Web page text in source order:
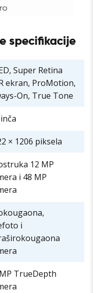
specifikacije
Super Retina
ekran, ProMotion,
On, True Tone
× 1206 piksela
12 MP
i 48 MP
i
TrueDepth